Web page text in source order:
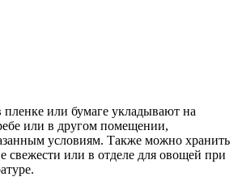
или бумаге укладывают на
или в другом помещении,
условиям. Также можно хранить
свежести или в отделе для овощей при